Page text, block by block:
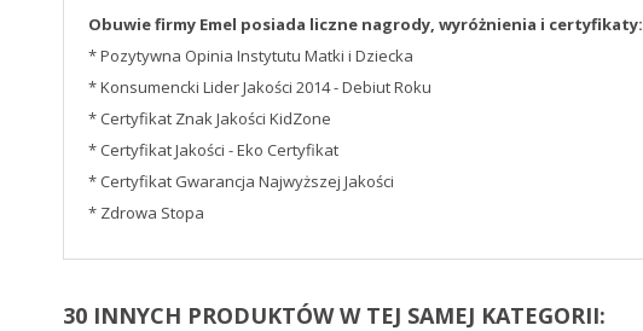
Obuwie firmy Emel posiada liczne nagrody, wyróżnienia i certyfikaty:
* Pozytywna Opinia Instytutu Matki i Dziecka
* Konsumencki Lider Jakości 2014 - Debiut Roku
* Certyfikat Znak Jakości KidZone
* Certyfikat Jakości - Eko Certyfikat
* Certyfikat Gwarancja Najwyższej Jakości
* Zdrowa Stopa
30 INNYCH PRODUKTÓW W TEJ SAMEJ KATEGORII: